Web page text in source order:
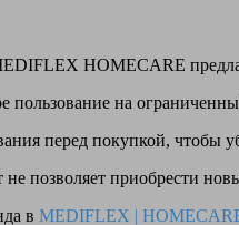
HOMECARE
пользование на
перед покупкой, чтобы
не позволяет приобрести
в MEDIFLEX |